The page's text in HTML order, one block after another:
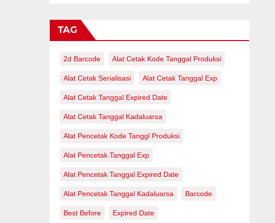
TAG
2d Barcode Alat Cetak Kode Tanggal Produksi
Alat Cetak Serialisasi Alat Cetak Tanggal Exp
Alat Cetak Tanggal Expired Date
Alat Cetak Tanggal Kadaluarsa
Alat Pencetak Kode Tanggl Produksi
Alat Pencetak Tanggal Exp
Alat Pencetak Tanggal Expired Date
Alat Pencetak Tanggal Kadaluarsa Barcode
Best Before Expired Date